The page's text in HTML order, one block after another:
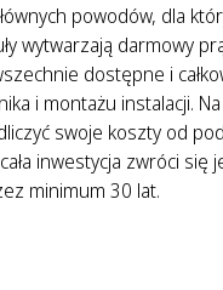
powodów, dla
wytwarzają darmowy
dostępne i
i montażu instalacji.
swoje koszty od
inwestycja zwróci się
minimum 30 lat.